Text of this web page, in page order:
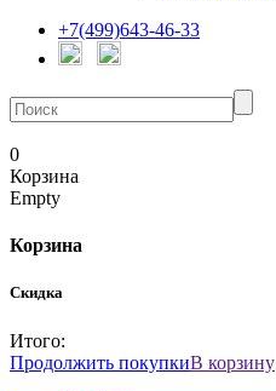
+7(499)643-46-33
0
Корзина
Empty
Корзина
Скидка
Итого:
Продолжить покупкиВ корзину